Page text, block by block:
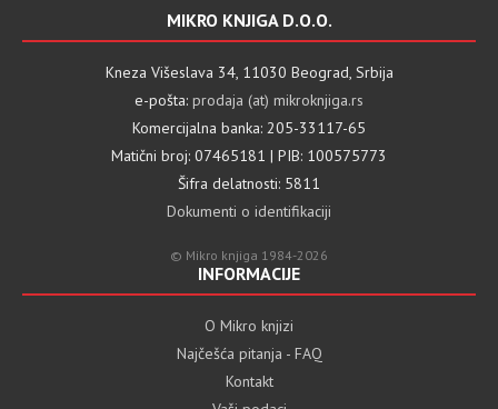
MIKRO KNJIGA D.O.O.
Kneza Višeslava 34, 11030 Beograd, Srbija
e-pošta: prodaja (at) mikroknjiga.rs
Komercijalna banka: 205-33117-65
Matični broj: 07465181 | PIB: 100575773
Šifra delatnosti: 5811
Dokumenti o identifikaciji
© Mikro knjiga 1984-2026
INFORMACIJE
O Mikro knjizi
Najčešća pitanja - FAQ
Kontakt